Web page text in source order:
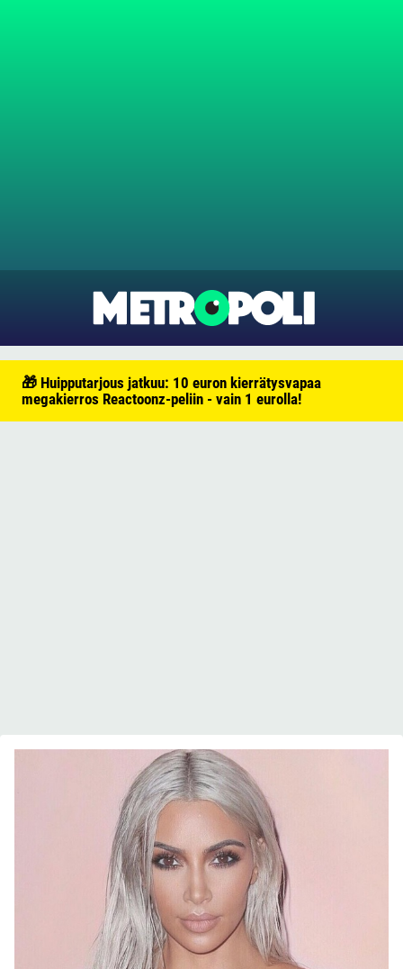
🎁 Huipputarjous jatkuu: 10 euron kierrätysvapaa
megakierros Reactoonz-peliin - vain 1 eurolla!